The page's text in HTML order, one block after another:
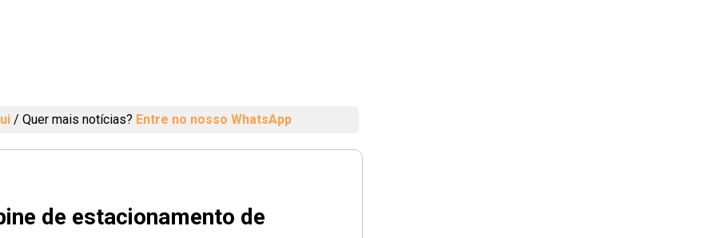
/ Quer mais notícias? Entre no nosso WhatsApp
de estacionamento de